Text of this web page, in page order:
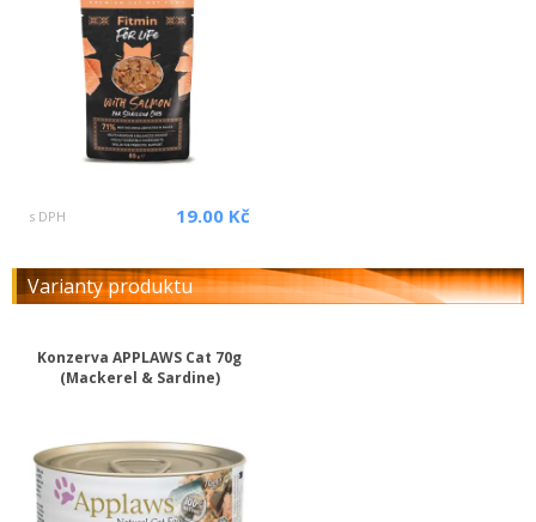
s DPH 19.00 Kč
Varianty produktu
Konzerva APPLAWS Cat 70g
(Mackerel & Sardine)